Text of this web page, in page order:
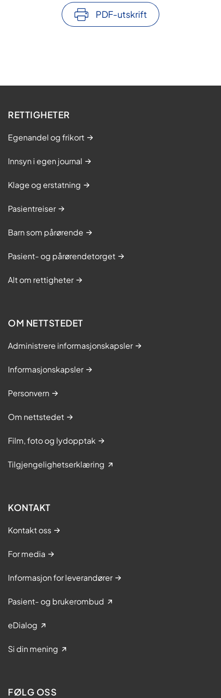
PDF-utskrift
RETTIGHETER
Egenandel og frikort
Innsyn i egen journal
Klage og erstatning
Pasientreiser
Barn som pårørende
Pasient- og pårørendetorget
Alt om rettigheter
OM NETTSTEDET
Administrere informasjonskapsler
Informasjonskapsler
Personvern
Om nettstedet
Film, foto og lydopptak
Tilgjengelighetserklæring
KONTAKT
Kontakt oss
For media
Informasjon for leverandører
Pasient- og brukerombud
eDialog
Si din mening
FØLG OSS